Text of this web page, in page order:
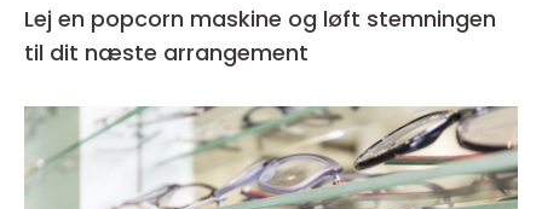
Lej en popcorn maskine og løft stemningen
til dit næste arrangement